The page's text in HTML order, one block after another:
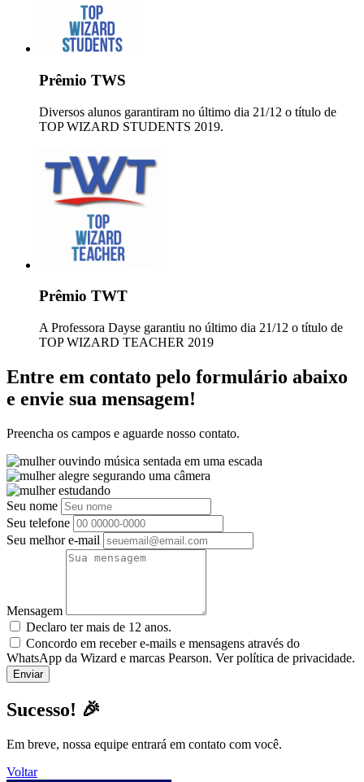
Prêmio TWS
Diversos alunos garantiram no último dia 21/12 o título de
TOP WIZARD STUDENTS 2019.
Prêmio TWT
A Professora Dayse garantiu no último dia 21/12 o título de
TOP WIZARD TEACHER 2019
Entre em contato pelo formulário abaixo
e envie sua mensagem!
Preencha os campos e aguarde nosso contato.
Seu nome
Seu telefone
Seu melhor e-mail
Mensagem
Declaro ter mais de 12 anos.
Concordo em receber e-mails e mensagens através do
WhatsApp da Wizard e marcas Pearson. Ver política de privacidade.
Sucesso! 🎉
Em breve, nossa equipe entrará em contato com você.
Voltar